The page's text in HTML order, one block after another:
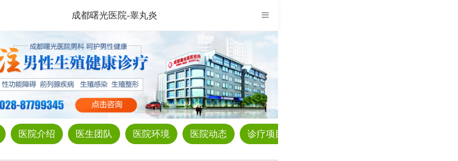
成都曙光医院-睾丸炎
医院介绍 医生团队 医院环境 医院动态 诊疗项目